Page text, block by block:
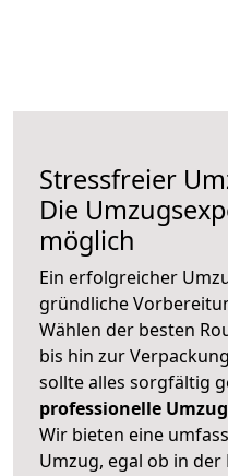
Stressfreier
Die
möglich
Ein erfolgreicher
gründliche
Wählen der besten
bis hin zur
sollte alles sorgfältig
professionelle
Wir bieten eine
Umzug, egal ob in